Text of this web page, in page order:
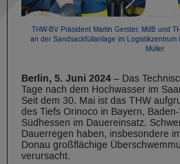
THW-BV Präsident Martin Gerster, MdB und
an der Sandsackfüllanlage im Logistikzentrum
Müller
Berlin, 5. Juni 2024 – Das
Tage nach dem Hochwasser im
Seit dem 30. Mai ist das THW
des Tiefs Orinoco in Bayern,
Südhessen im Dauereinsatz.
Dauerregen haben, insbesondere
Donau großflächige
verursacht.